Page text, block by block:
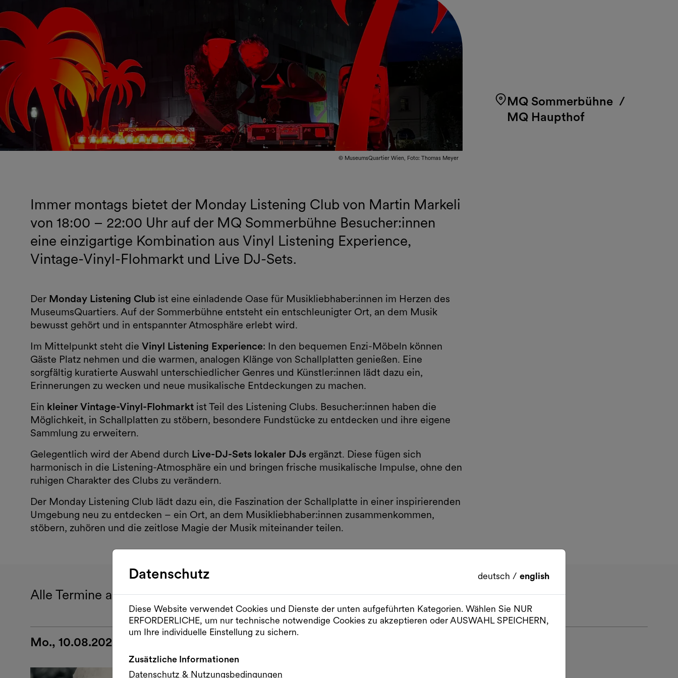
© MuseumsQuartier Wien, Foto: Thomas Meyer
MQ Sommerbühne/
MQ Haupthof
Immer montags bietet der Monday Listening Club von Martin Markeli
von 18:00 – 22:00 Uhr auf der MQ Sommerbühne Besucher:innen
eine einzigartige Kombination aus Vinyl Listening Experience,
Vintage-Vinyl-Flohmarkt und Live DJ-Sets.
Der Monday Listening Club ist eine einladende Oase für Musikliebhaber:innen im Herzen des
MuseumsQuartiers. Auf der Sommerbühne entsteht ein entschleunigter Ort, an dem Musik
bewusst gehört und in entspannter Atmosphäre erlebt wird.
Im Mittelpunkt steht die Vinyl Listening Experience: In den bequemen Enzi-Möbeln können
Gäste Platz nehmen und die warmen, analogen Klänge von Schallplatten genießen. Eine
sorgfältig kuratierte Auswahl unterschiedlicher Genres und Künstler:innen lädt dazu ein,
Erinnerungen zu wecken und neue musikalische Entdeckungen zu machen.
Ein kleiner Vintage-Vinyl-Flohmarkt ist Teil des Listening Clubs. Besucher:innen haben die
Möglichkeit, in Schallplatten zu stöbern, besondere Fundstücke zu entdecken und ihre eigene
Sammlung zu erweitern.
Gelegentlich wird der Abend durch Live-DJ-Sets lokaler DJs ergänzt. Diese fügen sich
harmonisch in die Listening-Atmosphäre ein und bringen frische musikalische Impulse, ohne den
ruhigen Charakter des Clubs zu verändern.
Der Monday Listening Club lädt dazu ein, die Faszination der Schallplatte in einer inspirierenden
Umgebung neu zu entdecken – ein Ort, an dem Musikliebhaber:innen zusammenkommen,
stöbern, zuhören und die zeitlose Magie der Musik miteinander teilen.
Alle Termine aus Monday Listening Club
Mo., 10.08.2026
Datenschutz deutsch / english
Diese Website verwendet Cookies und Dienste der unten aufgeführten Kategorien. Wählen Sie NUR
ERFORDERLICHE, um nur technische notwendige Cookies zu akzeptieren oder AUSWAHL SPEICHERN,
um Ihre individuelle Einstellung zu sichern.
Zusätzliche Informationen
Datenschutz & Nutzungsbedingungen